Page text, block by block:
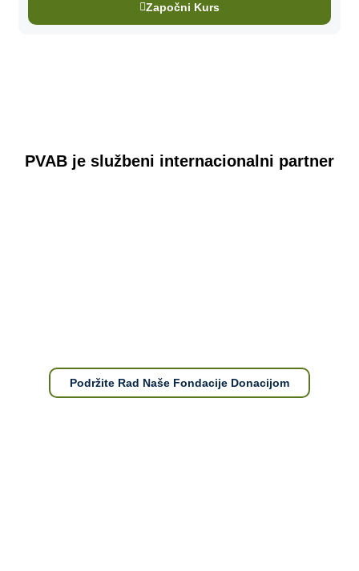
Započni Kurs
PVAB je službeni internacionalni partner
Podržite Rad Naše Fondacije Donacijom